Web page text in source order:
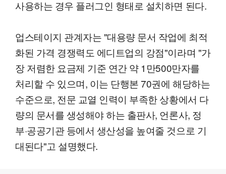
사용하는 경우 플러그인 형태로 설치하면 된다.
업스테이지 관계자는 "대용량 문서 작업에 최적
화된 가격 경쟁력도 에디트업의 강점"이라며 "가
장 저렴한 요금제 기준 연간 약 1만500만자를
처리할 수 있으며, 이는 단행본 70권에 해당하는
수준으로, 전문 교열 인력이 부족한 상황에서 다
량의 문서를 생성해야 하는 출판사, 언론사, 정
부·공공기관 등에서 생산성을 높여줄 것으로 기
대된다"고 설명했다.